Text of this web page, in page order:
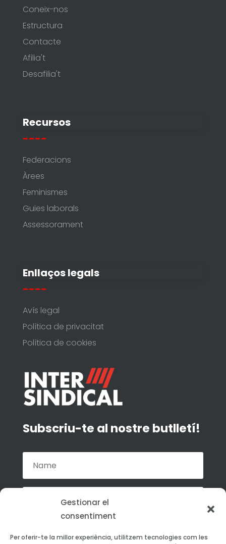
Gestionar el
consentiment
Per oferir-te la millor experiència, utilitzem tecnologies com les
Coneix-nos
Estructura
Contacte
Afilia't
Desafilia't
Recursos
----
Federacions
Àrees
Feminismes
Guies laborals
Assessorament
Enllaços legals
----
Avís legal
Política de privacitat
Política de cookies
Subscriu-te al nostre butlletí!
Accepto la política de privacitat de La